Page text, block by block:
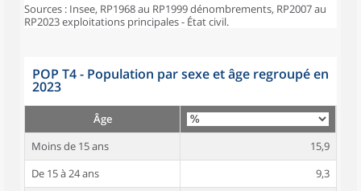
Sources : Insee, RP1968 au RP1999 dénombrements, RP2007 au
RP2023 exploitations principales - État civil.
POP T4 - Population par sexe et âge regroupé en
2023
Âge
Moins de 15 ans
15,9
De 15 à 24 ans
9,3